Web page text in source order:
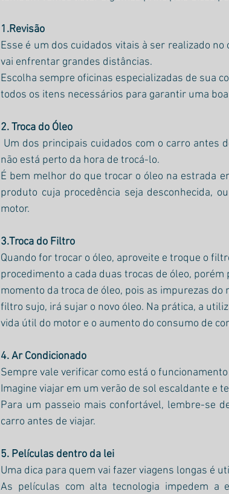
1.Revisão
Esse é um dos cuidados vitais à ser realizado
vai enfrentar grandes distâncias.
Escolha sempre oficinas especializadas de sua
todos os itens necessários para garantir uma
2. Troca do Óleo
Um dos principais cuidados com o carro antes
não está perto da hora de trocá-lo.
É bem melhor do que trocar o óleo na estrada
produto cuja procedência seja desconhecida,
motor.
3.Troca do Filtro
Quando for trocar o óleo, aproveite e troque o
procedimento a cada duas trocas de óleo,
momento da troca de óleo, pois as impurezas do
filtro sujo, irá sujar o novo óleo. Na prática, a
vida útil do motor e o aumento do consumo de
4. Ar Condicionado
Sempre vale verificar como está o
Imagine viajar em um verão de sol escaldante e
Para um passeio mais confortável, lembre-se
carro antes de viajar.
5. Películas dentro da lei
Uma dica para quem vai fazer viagens longas é
As películas com alta tecnologia impedem a